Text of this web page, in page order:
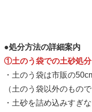
●処分方法の詳細案内
①土のう袋での土砂処分
・土のう袋は市販の
（土のう袋以外のもの
・土砂を詰め込みすぎ